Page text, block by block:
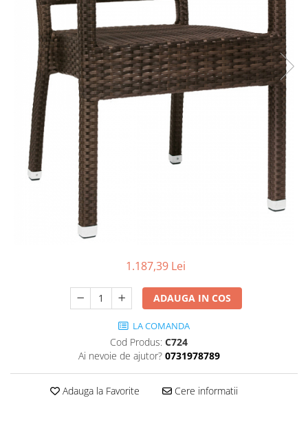
Scaune terasa
Seturi Terasa
Sezlonguri si Baldachine
Scaune
Scaune Inalte De Bar
1.187,39 Lei
ADAUGA IN COS
LA COMANDA
Cod Produs: C724
Ai nevoie de ajutor? 0731978789
Adauga la Favorite Cere informatii